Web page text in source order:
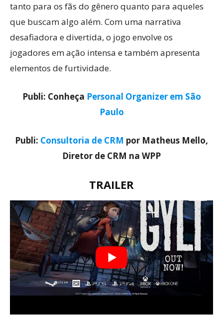
tanto para os fãs do gênero quanto para aqueles
que buscam algo além. Com uma narrativa
desafiadora e divertida, o jogo envolve os
jogadores em ação intensa e também apresenta
elementos de furtividade.
Publi: Conheça Personal Organizer em São
Paulo
Publi: Consultoria de CRM por Matheus Mello,
Diretor de CRM na WPP
TRAILER